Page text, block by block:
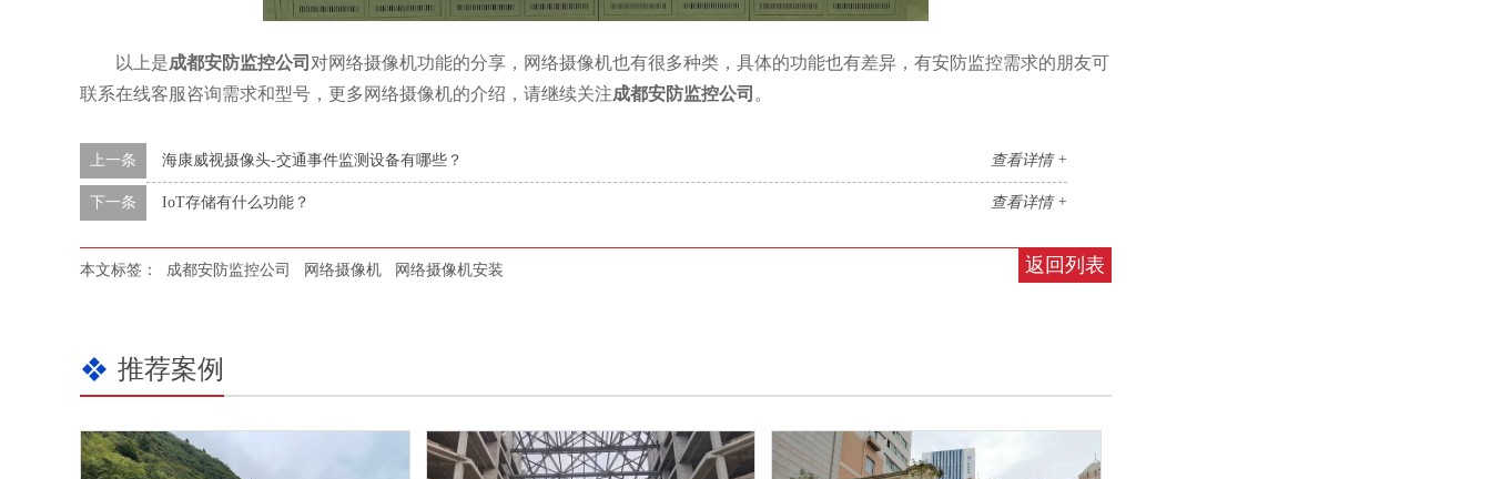
以上是成都安防监控公司 对网络摄像机功能的分享，网络摄像机也有很多种类，具体的功能也有差异，有安防监控需求的朋友可
联系在线客服咨询需求和型号，更多网络摄像机的介绍，请继续关注成都安防监控公司 。
查看详情 +
上一条 海康威视摄像头-交通事件监测设备有哪些？
查看详情 +
下一条 IoT存储有什么功能？
返回列表
本文标签： 成都安防监控公司 网络摄像机 网络摄像机安装
推荐案例